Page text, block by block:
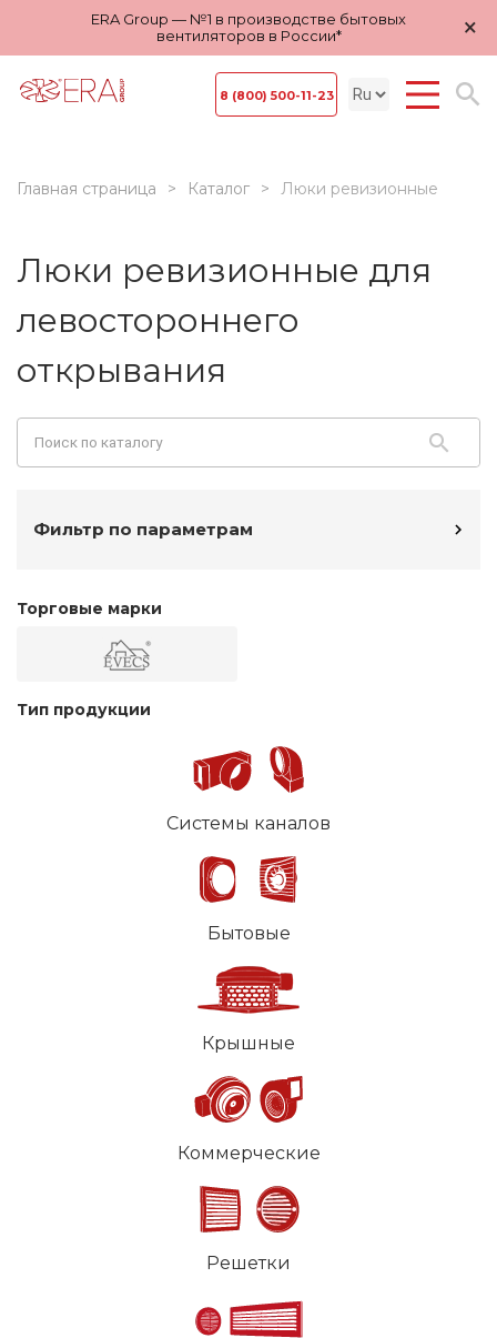
ERA Group — №1 в производстве бытовых
вентиляторов в России*
×
8 (800) 500-11-23
Главная страница Каталог Люки ревизионные
Люки ревизионные для
левостороннего
открывания
Фильтр по параметрам
Торговые марки
Тип продукции
Системы каналов
Бытовые
Крышные
Коммерческие
Решетки